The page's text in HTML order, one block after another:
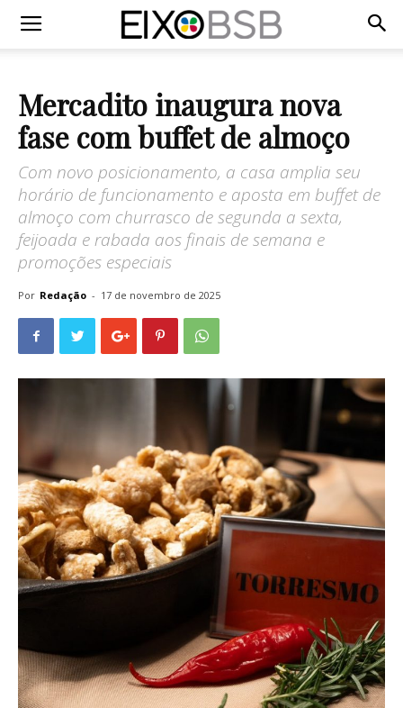
Mercadito inaugura nova
fase com buffet de almoço
Com novo posicionamento, a casa amplia seu
horário de funcionamento e aposta em buffet de
almoço com churrasco de segunda a sexta,
feijoada e rabada aos finais de semana e
promoções especiais
Por Redação - 17 de novembro de 2025